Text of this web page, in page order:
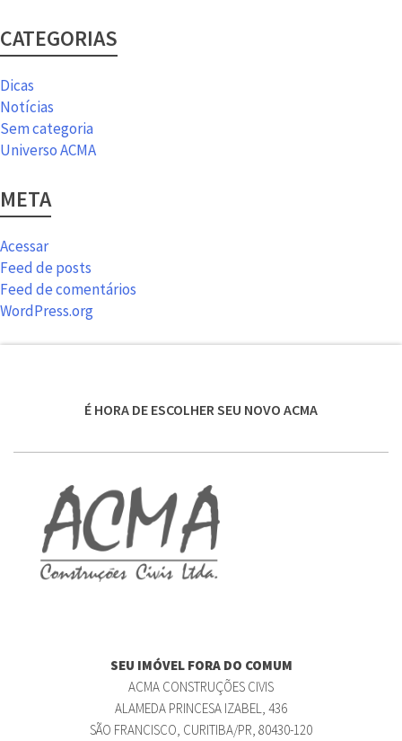
CATEGORIAS
Dicas
Notícias
Sem categoria
Universo ACMA
META
Acessar
Feed de posts
Feed de comentários
WordPress.org
É HORA DE ESCOLHER SEU NOVO ACMA
SEU IMÓVEL FORA DO COMUM
ACMA CONSTRUÇÕES CIVIS
ALAMEDA PRINCESA IZABEL, 436
SÃO FRANCISCO, CURITIBA/PR, 80430-120